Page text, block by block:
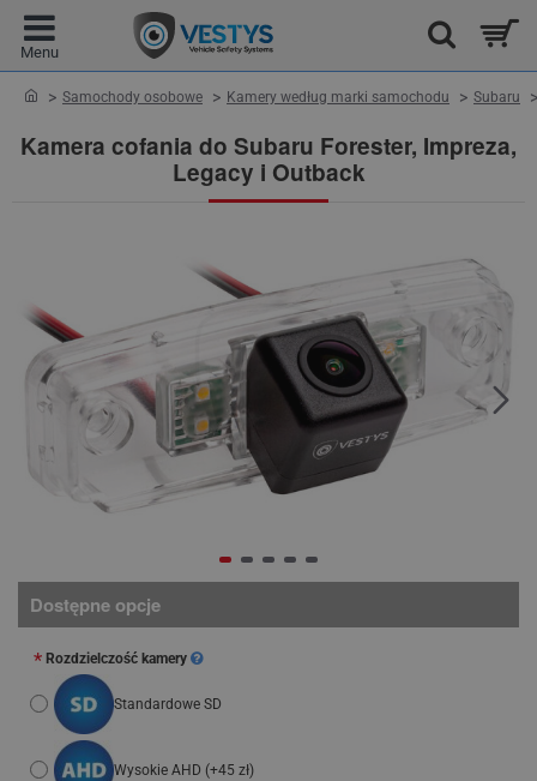
Kamera cofania do Subaru Forester, Impreza,
Legacy i Outback
homeSamochody osobowe Kamery według marki samochodu Subaru
Dostępne opcje
Rozdzielczość kamery
Standardowe SD
Wysokie AHD (+45 zł)